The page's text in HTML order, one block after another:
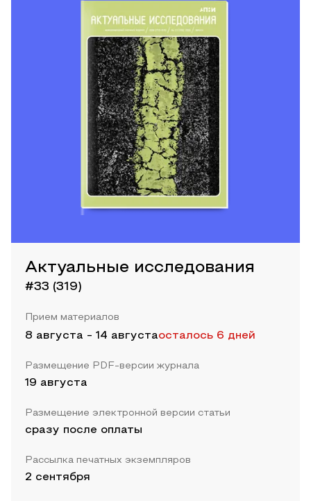
Актуальные исследования
#33 (319)
Прием материалов
8 августа - 14 августаосталось 6 дней
Размещение PDF-версии журнала
19 августа
Размещение электронной версии статьи
сразу после оплаты
Рассылка печатных экземпляров
2 сентября